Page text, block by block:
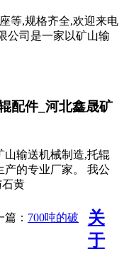
等,规格齐全,欢迎来电
公司是一家以矿山输
配件_河北鑫晟矿
山输送机械制造,托辊
产的专业厂家。 我公
石黄
篇： 700吨的破
关
于